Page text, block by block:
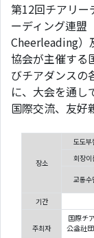
第12回チアリー
ーディング連
Cheerleading）
協会が主催する
びチアダンスの
に、大会を通し
国際交流、友好
장소
도도부
회장이
교통수
기간
주최자
国際チ
公益社